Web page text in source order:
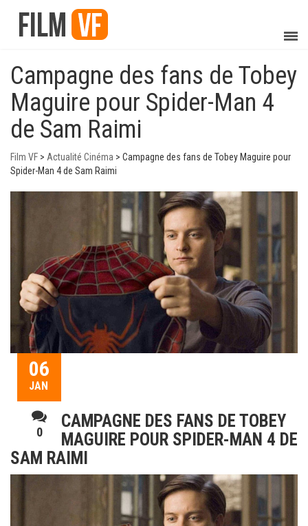
Campagne des fans de Tobey
Maguire pour Spider-Man 4
de Sam Raimi
Film VF > Actualité Cinéma > Campagne des fans de Tobey Maguire pour
Spider-Man 4 de Sam Raimi
06
JAN
0
CAMPAGNE DES FANS DE TOBEY
MAGUIRE POUR SPIDER-MAN 4 DE
SAM RAIMI